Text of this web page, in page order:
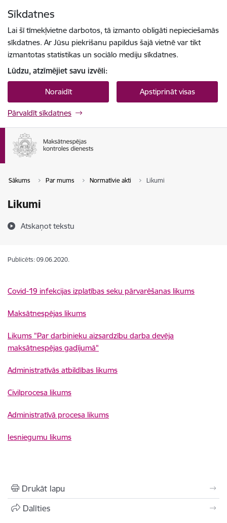
Sīkdatnes
Lai šī tīmekļvietne darbotos, tā izmanto obligāti nepieciešamās
sīkdatnes. Ar Jūsu piekrišanu papildus šajā vietnē var tikt
izmantotas statistikas un sociālo mediju sīkdatnes.
Lūdzu, atzīmējiet savu izvēli:
Noraidīt Apstiprināt visas
Pārvaldīt sīkdatnes
Sākums Par mums Normatīvie akti Likumi
Likumi
Atskaņot tekstu
Publicēts: 09.06.2020.
Covid-19 infekcijas izplatības seku pārvarēšanas likums
Maksātnespējas likums
Likums "Par darbinieku aizsardzību darba devēja
maksātnespējas gadījumā"
Administratīvās atbildības likums
Civilprocesa likums
Administratīvā procesa likums
Iesniegumu likums
Drukāt lapu
Dalīties